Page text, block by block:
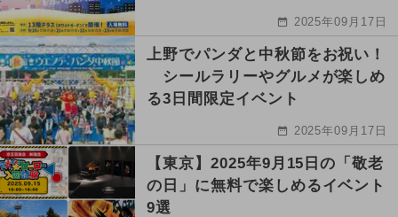
2025年09月17日
上野でパンダと中秋節をお祝い！
シールラリーやグルメが楽しめ
る3日間限定イベント
2025年09月17日
【東京】2025年9月15日の「敬老
の日」に無料で楽しめるイベント
9選